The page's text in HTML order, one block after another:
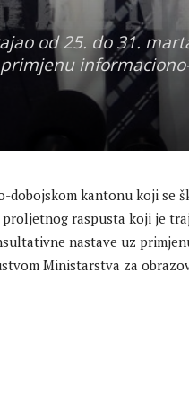
od 25. do 31.
dobojskom kantonu koji se
raspusta koji je
nastave uz
Ministarstva za